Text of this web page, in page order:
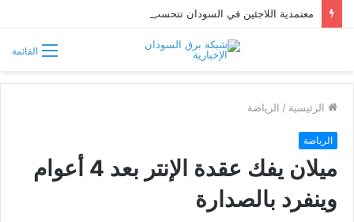
القائمة
الرئيسية / الرياضة
الرياضة
ميلان يفك عقدة الإنتر بعد 4 أعوام
وينفرد بالصدارة